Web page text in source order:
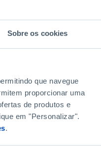
Sobre os cookies
que navegue
proporcionar uma
de produtos e
em "Personalizar".
.
ORDENAR POR